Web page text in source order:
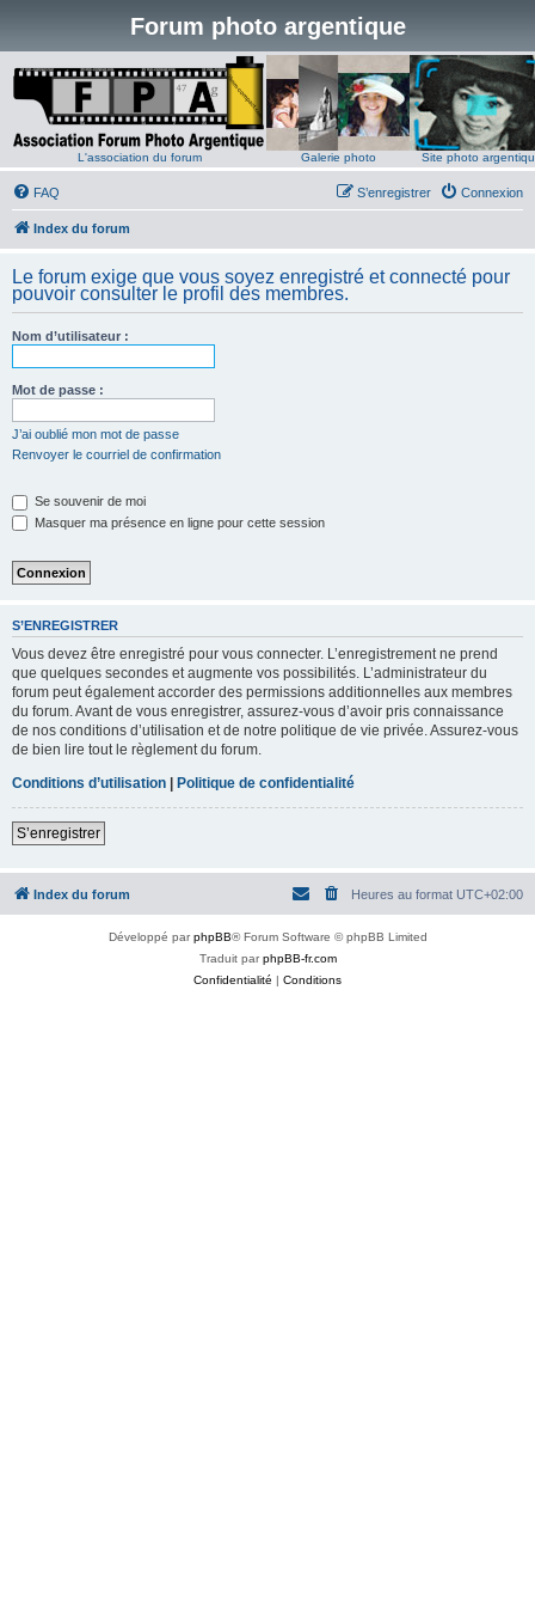
Forum photo argentique
L'association du forum Galerie photo Site photo
FAQ Connexion
S’enregistrer
Index du forum
Le forum exige que vous soyez enregistré et connecté pour
pouvoir consulter le profil des membres.
Nom d’utilisateur :
Mot de passe :
J’ai oublié mon mot de passe
Renvoyer le courriel de confirmation
Se souvenir de moi
Masquer ma présence en ligne pour cette session
S’ENREGISTRER
Vous devez être enregistré pour vous connecter. L’enregistrement ne prend
que quelques secondes et augmente vos possibilités. L’administrateur du
forum peut également accorder des permissions additionnelles aux membres
du forum. Avant de vous enregistrer, assurez-vous d’avoir pris connaissance
de nos conditions d’utilisation et de notre politique de vie privée. Assurez-vous
de bien lire tout le règlement du forum.
Conditions d’utilisation | Politique de confidentialité
S’enregistrer
Index du forum Heures au format UTC+02:00
Développé parphpBB® Forum Software © phpBB Limited
Traduit parphpBB-fr.com
Confidentialité | Conditions